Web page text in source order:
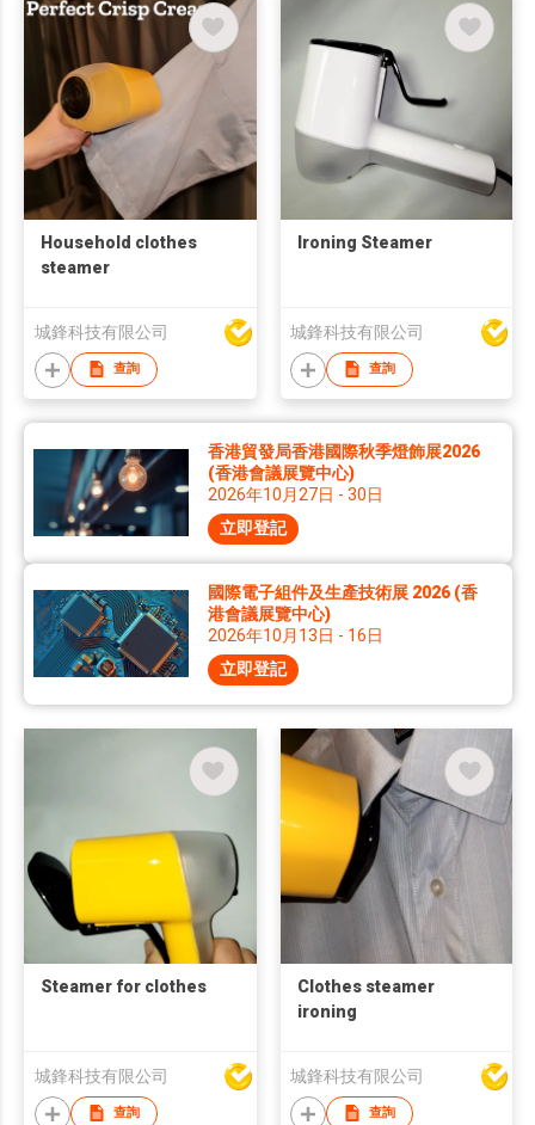
Household clothes
steamer
城鋒科技有限公司
查詢
Ironing Steamer
城鋒科技有限公司
查詢
香港貿發局香港國際秋季燈飾展2026
(香港會議展覽中心)
2026年10月27日 - 30日
立即登記
國際電子組件及生產技術展 2026 (香
港會議展覽中心)
2026年10月13日 - 16日
立即登記
Steamer for clothes
城鋒科技有限公司
查詢
Clothes steamer
ironing
城鋒科技有限公司
查詢